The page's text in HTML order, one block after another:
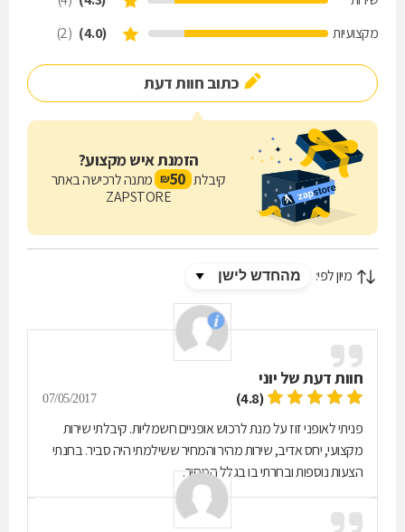
מקצועיות
(4.0)
(2)
כתוב חוות דעת
הזמנת איש מקצוע?
קיבלת 50
₪ מתנה לרכישה באתר
ZAPSTORE
מיון לפי:
חוות דעת של יוני
(4.8)
07/05/2017
פניתי לאופני זוז על מנת לרכוש אופניים חשמליות. קיבלתי שירות
מקצועי, יחס אדיב, שירות מהיר והמחיר ששילמתי היה סביר. בחנתי
הצעות נוספות ובחרתי בו בגלל המחיר.